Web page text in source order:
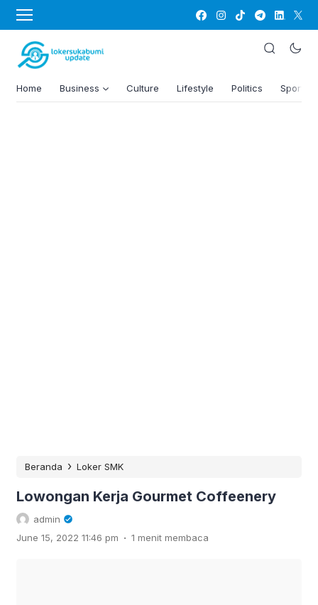
Home Business Culture Lifestyle Politics Sports
Beranda › Loker SMK
Lowongan Kerja Gourmet Coffeenery
admin
June 15, 2022 11:46 pm . 1 menit membaca